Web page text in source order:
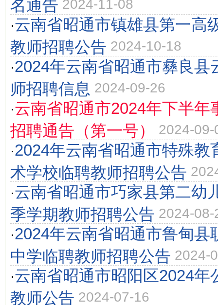
名通告 2024-11-08
·云南省昭通市镇雄县第一高
教师招聘公告 2024-10-18
·2024年云南省昭通市彝良县
师招聘信息 2024-09-26
·云南省昭通市2024年下半年
招聘通告（第一号）
2024-09-
·2024年云南省昭通市特殊教
术学校临聘教师招聘公告
·云南省昭通市巧家县第二幼
季学期教师招聘公告 2024-08-
·2024年云南省昭通市鲁甸县
中学临聘教师招聘公告 2024-
·云南省昭通市昭阳区2024年
教师公告 2024-07-16